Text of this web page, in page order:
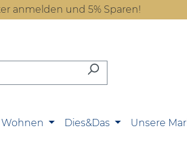
anmelden und 5% Sparen!
Wohnen Dies&Das Unsere